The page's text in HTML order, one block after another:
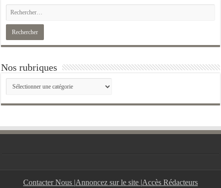
Nos rubriques
Nos
rubriques
Contacter Nous |Annoncez sur le site |Accès Rédacteurs